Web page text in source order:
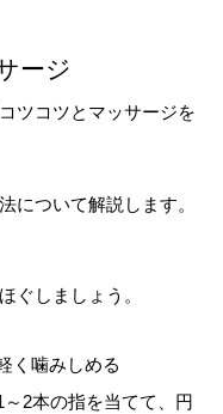
ージ
ツコツとマッサージを
について解説します。
ぐしましょう。
く噛みしめる
2本の指を当てて、円